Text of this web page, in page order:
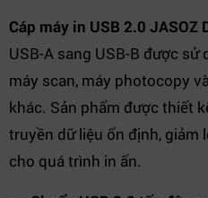
Cáp máy in USB 2.0 JASOZ
USB-A sang USB-B được
máy scan, máy photocopy
khác. Sản phẩm được thiết
truyền dữ liệu ổn định, giảm
cho quá trình in ấn.